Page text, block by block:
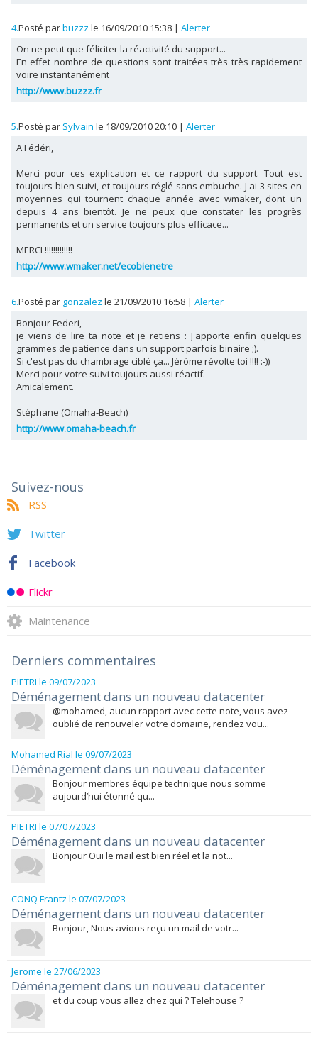
4.Posté parbuzzz le 16/09/2010 15:38 | Alerter
On ne peut que féliciter la réactivité du support...
En effet nombre de questions sont traitées très très rapidement
voire instantanément
http://www.buzzz.fr
5.Posté par Sylvain le 18/09/2010 20:10 | Alerter
A Fédéri,
Merci pour ces explication et ce rapport du support. Tout est
toujours bien suivi, et toujours réglé sans embuche. J'ai 3 sites en
moyennes qui tournent chaque année avec wmaker, dont un
depuis 4 ans bientôt. Je ne peux que constater les progrès
permanents et un service toujours plus efficace...
MERCI !!!!!!!!!!!!!
http://www.wmaker.net/ecobienetre
6.Posté par gonzalez le 21/09/2010 16:58 | Alerter
Bonjour Federi,
je viens de lire ta note et je retiens : J'apporte enfin quelques
grammes de patience dans un support parfois binaire ;).
Si c'est pas du chambrage ciblé ça... Jérôme révolte toi !!!! :-))
Merci pour votre suivi toujours aussi réactif.
Amicalement.
Stéphane (Omaha-Beach)
http://www.omaha-beach.fr
Suivez-nous
RSS
Twitter
Facebook
Flickr
Maintenance
Derniers commentaires
PIETRI le 09/07/2023
Déménagement dans un nouveau datacenter
@mohamed, aucun rapport avec cette note, vous avez
oublié de renouveler votre domaine, rendez vou...
Mohamed Rial le 09/07/2023
Déménagement dans un nouveau datacenter
Bonjour membres équipe technique nous somme
aujourd’hui étonné qu...
PIETRI le 07/07/2023
Déménagement dans un nouveau datacenter
Bonjour Oui le mail est bien réel et la not...
CONQ Frantz le 07/07/2023
Déménagement dans un nouveau datacenter
Bonjour, Nous avions reçu un mail de votr...
Jerome le 27/06/2023
Déménagement dans un nouveau datacenter
et du coup vous allez chez qui ? Telehouse ?